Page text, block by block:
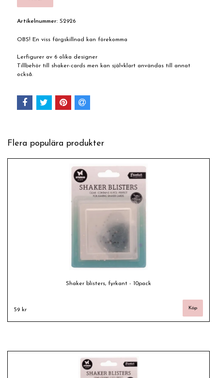
Artikelnummer: S2926
OBS! En viss färgskillnad kan förekomma
Lerfigurer av 6 olika designer
Tillbehör till shaker-cards men kan självklart användas till annat
också.
Flera populära produkter
Shaker blisters, fyrkant - 10pack
59 kr